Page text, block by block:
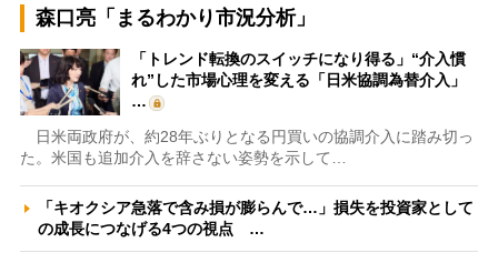
森口亮「まるわかり市況分析」
「トレンド転換のスイッチになり得る」“介入慣
れ”した市場心理を変える「日米協調為替介入」
…
日米両政府が、約28年ぶりとなる円買いの協調介入に踏み切っ
た。米国も追加介入を辞さない姿勢を示して…
「キオクシア急落で含み損が膨らんで…」損失を投資家として
の成長につなげる4つの視点 …